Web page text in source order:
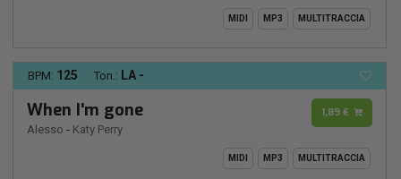
MIDI MP3 MULTITRACCIA
BPM: 125 Ton.: LA -
When I'm gone
Alesso - Katy Perry
1,89 €
MIDI MP3 MULTITRACCIA